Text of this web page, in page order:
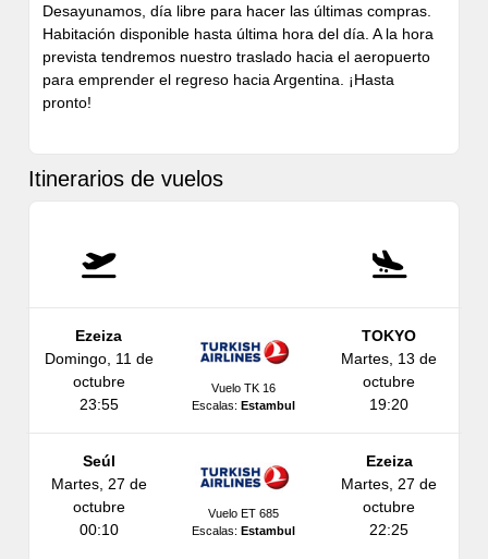
Desayunamos, día libre para hacer las últimas compras.
Habitación disponible hasta última hora del día. A la hora
prevista tendremos nuestro traslado hacia el aeropuerto
para emprender el regreso hacia Argentina. ¡Hasta
pronto!
Itinerarios de vuelos
Ezeiza
Domingo, 11 de
octubre
23:55
Vuelo TK 16
Escalas:Estambul
TOKYO
Martes, 13 de
octubre
19:20
Seúl
Martes, 27 de
octubre
00:10
Vuelo ET 685
Escalas:Estambul
Ezeiza
Martes, 27 de
octubre
22:25